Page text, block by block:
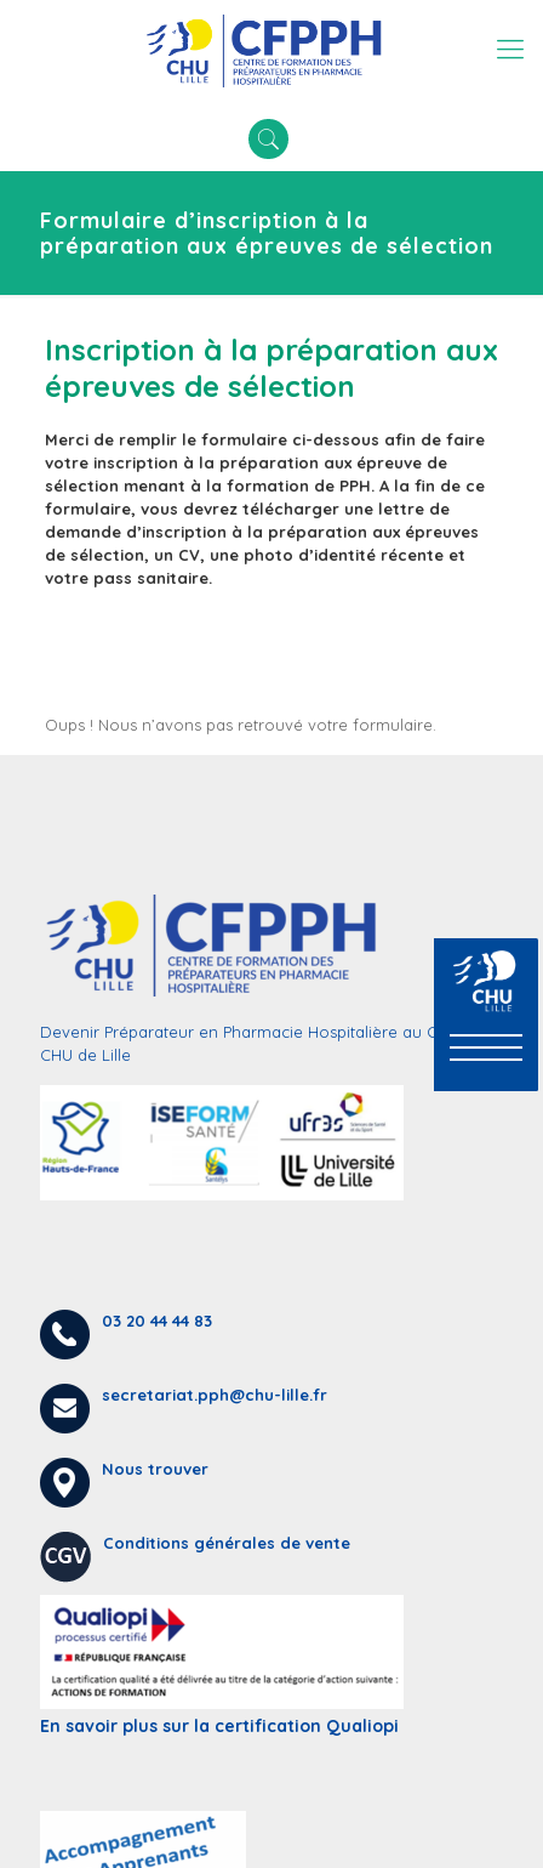
Formulaire d’inscription à la
préparation aux épreuves de sélection
Inscription à la préparation aux
épreuves de sélection
Merci de remplir le formulaire ci-dessous afin de faire
votre inscription à la préparation aux épreuve de
sélection menant à la formation de PPH. A la fin de ce
formulaire, vous devrez télécharger une lettre de
demande d’inscription à la préparation aux épreuves
de sélection, un CV, une photo d’identité récente et
votre pass sanitaire.
Oups ! Nous n’avons pas retrouvé votre formulaire.
Devenir Préparateur en Pharmacie Hospitalière au CFPPH du
CHU de Lille
03 20 44 44 83
secretariat.pph@chu-lille.fr
Nous trouver
Conditions générales de vente
En savoir plus sur la certification Qualiopi